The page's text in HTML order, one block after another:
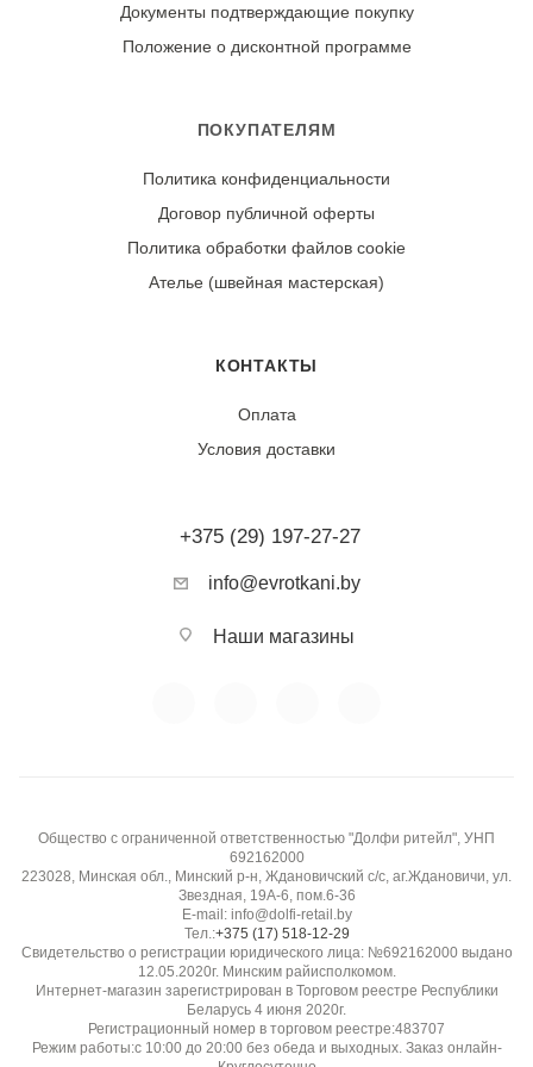
сохранения четкости геометрического рисунка. Сушите
в тени, в расправленном виде. Гладьте утюгом с
Ткань может дать усадку 3-5% после первой стирки.
При правильном уходе демонстрирует отличную
стойкость цвета и четкость геометрического принта.
Документы подтверждающие покупку
Положение о дисконтной программе
ПОКУПАТЕЛЯМ
Политика конфиденциальности
Договор публичной оферты
Политика обработки файлов cookie
Ателье (швейная мастерская)
КОНТАКТЫ
Оплата
Условия доставки
+375 (29) 197-27-27
info@evrotkani.by
Наши магазины
Общество с ограниченной ответственностью "Долфи ритейл", УНП
692162000
223028, Минская обл., Минский р-н, Ждановичский с/с, аг.Ждановичи, ул.
Звездная, 19А-6, пом.6-36
E-mail: info@dolfi-retail.by
Тел.:+375 (17) 518-12-29
Свидетельство о регистрации юридического лица: №692162000 выдано
12.05.2020г. Минским райисполкомом.
Интернет-магазин зарегистрирован в Торговом реестре Республики
Беларусь 4 июня 2020г.
Регистрационный номер в торговом реестре:483707
Режим работы:с 10:00 до 20:00 без обеда и выходных. Заказ онлайн-